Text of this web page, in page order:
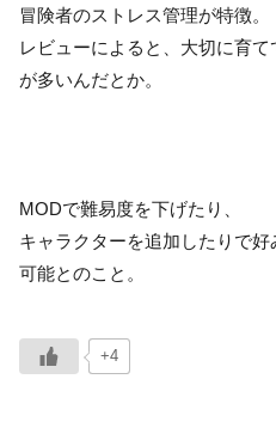
冒険者のストレス管理が特徴。
レビューによると、大切に育
が多いんだとか。
MODで難易度を下げたり、
キャラクターを追加したりで
可能とのこと。
+4